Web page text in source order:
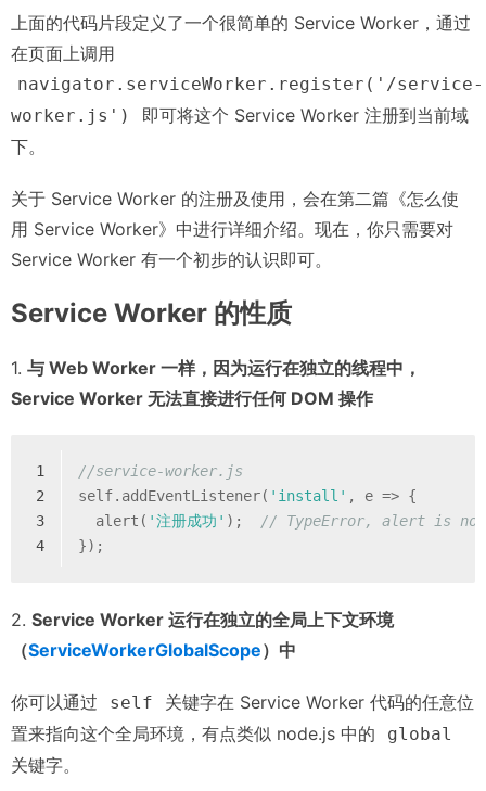
上面的代码片段定义了一个很简单的 Service Worker，通过
在页面上调用
navigator.serviceWorker.register('/service-
worker.js')
即可将这个 Service Worker 注册到当前域
下。
关于 Service Worker 的注册及使用，会在第二篇《怎么使
用 Service Worker》中进行详细介绍。现在，你只需要对
Service Worker 有一个初步的认识即可。
Service Worker 的性质
1. 与 Web Worker 一样，因为运行在独立的线程中，
Service Worker 无法直接进行任何 DOM 操作
1
2
3
4
//service-worker.js
self.addEventListener( 'install' , e => {
  alert(
'注册成功' );
// TypeError, alert is
});
2. Service Worker 运行在独立的全局上下文环境
（ServiceWorkerGlobalScope）中
你可以通过 self
关键字在 Service Worker 代码的任意位
置来指向这个全局环境，有点类似 node.js 中的
global
关键字。